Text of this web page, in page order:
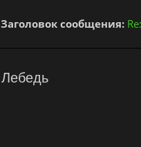
Заголовок сообщения:
Лебедь